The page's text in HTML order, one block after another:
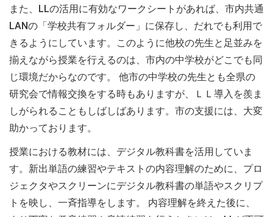
また、LLの活用に有効なワークシートがあれば、市内共通
LANの「学校共有フォルダー」に保存し、だれでも利用で
きるようにしています。このように他校の先生と足並みを
揃えながら授業を行えるのは、市内の中学校がどこでも同
じ環境だからなのです。 他市の中学校の先生とも全県の
研究会で情報交換をする時もありますが、ＬＬ導入を羨ま
しがられることもしばしばあります。市の支援には、大変
助かっております。
授業における教材には、デジタル教科書を活用していま
す。新出単語の練習やテキストの内容理解のために、プロ
ジェクタやスクリーンにデジタル教科書の単語やスクリプ
トを映し、一斉指導をします。 内容理解を終えた後に、